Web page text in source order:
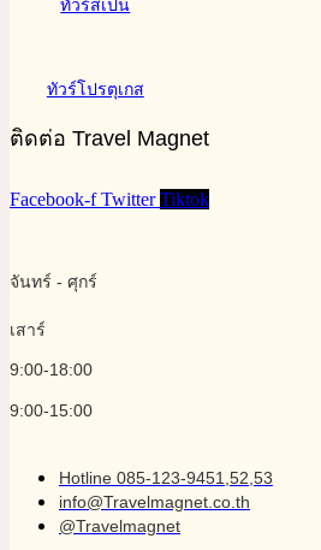
ทัวร์สเปน
ทัวร์โปรตุเกส
ติดต่อ Travel Magnet
Facebook-f Twitter Tiktok
จันทร์ - ศุกร์
เสาร์
9:00-18:00
9:00-15:00
Hotline 085-123-9451,52,53
info@Travelmagnet.co.th
@Travelmagnet